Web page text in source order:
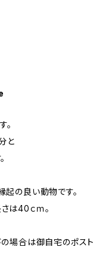
。
と
の良い動物です。
は40ｃｍ。
場合は御自宅のポスト